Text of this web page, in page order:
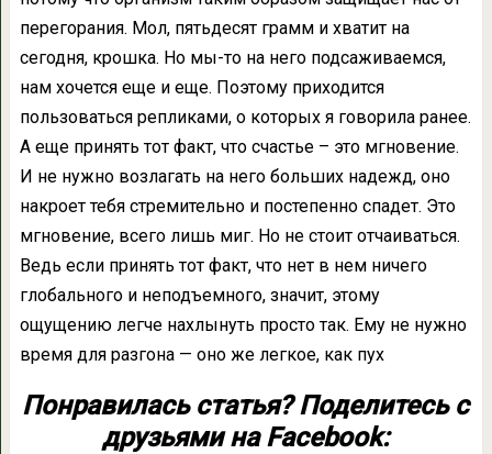
перегорания. Мол, пятьдесят грамм и хватит на
сегодня, крошка. Но мы-то на него подсаживаемся,
нам хочется еще и еще. Поэтому приходится
пользоваться репликами, о которых я говорила ранее.
А еще принять тот факт, что счастье – это мгновение.
И не нужно возлагать на него больших надежд, оно
накроет тебя стремительно и постепенно спадет. Это
мгновение, всего лишь миг. Но не стоит отчаиваться.
Ведь если принять тот факт, что нет в нем ничего
глобального и неподъемного, значит, этому
ощущению легче нахлынуть просто так. Ему не нужно
время для разгона — оно же легкое, как пух
Понравилась статья? Поделитесь с
друзьями на Facebook: